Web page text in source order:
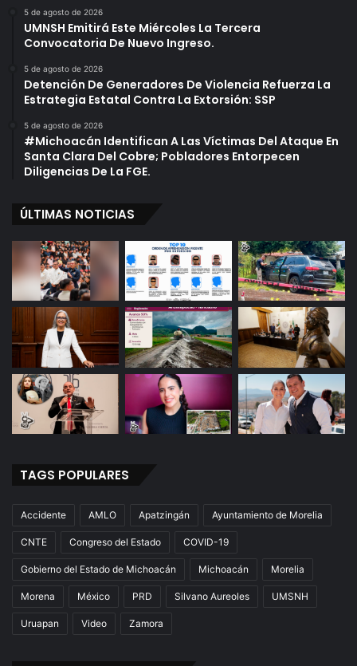
5 de agosto de 2026
UMNSH Emitirá Este Miércoles La Tercera
Convocatoria De Nuevo Ingreso.
5 de agosto de 2026
Detención De Generadores De Violencia Refuerza La
Estrategia Estatal Contra La Extorsión: SSP
5 de agosto de 2026
#Michoacán Identifican A Las Víctimas Del Ataque En
Santa Clara Del Cobre; Pobladores Entorpecen
Diligencias De La FGE.
ÚLTIMAS NOTICIAS
TAGS POPULARES
Accidente AMLO Apatzingán Ayuntamiento de Morelia
CNTE Congreso del Estado COVID-19
Gobierno del Estado de Michoacán Michoacán Morelia
Morena México PRD Silvano Aureoles UMSNH
Uruapan Video Zamora